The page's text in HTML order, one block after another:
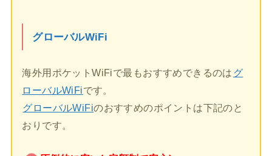
グローバルWiFi
海外用ポケットWiFiで最もおすすめできるのは グ
ローバルWiFiです。
グローバルWiFiのおすすめのポイントは下記のと
おりです。